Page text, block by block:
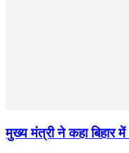
मुख्य मंत्री ने कहा बिहार